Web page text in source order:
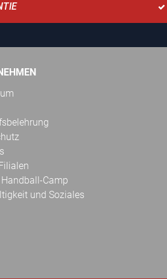
Handball-Camp
und Soziales